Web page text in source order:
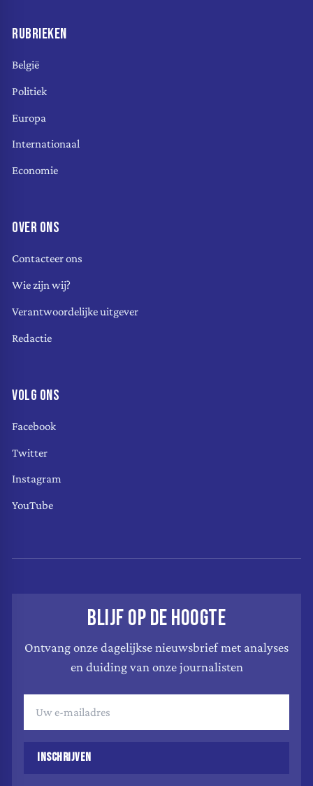
RUBRIEKEN
België
Politiek
Europa
Internationaal
Economie
OVER ONS
Contacteer ons
Wie zijn wij?
Verantwoordelijke uitgever
Redactie
VOLG ONS
Facebook
Twitter
Instagram
YouTube
BLIJF OP DE HOOGTE
Ontvang onze dagelijkse nieuwsbrief met analyses
en duiding van onze journalisten
INSCHRIJVEN